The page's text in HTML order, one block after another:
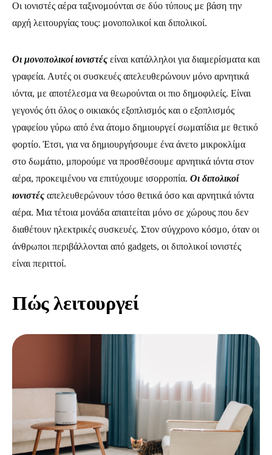
Οι ιονιστές αέρα ταξινομούνται σε δύο τύπους με βάση την
αρχή λειτουργίας τους: μονοπολικοί και διπολικοί.
Οι μονοπολικοί ιονιστές είναι κατάλληλοι για διαμερίσματα και
γραφεία. Αυτές οι συσκευές απελευθερώνουν μόνο αρνητικά
ιόντα, με αποτέλεσμα να θεωρούνται οι πιο δημοφιλείς. Είναι
γεγονός ότι όλος ο οικιακός εξοπλισμός και ο εξοπλισμός
γραφείου γύρω από ένα άτομο δημιουργεί σωματίδια με θετικό
φορτίο. Έτσι, για να δημιουργήσουμε ένα άνετο μικροκλίμα
στο δωμάτιο, μπορούμε να προσθέσουμε αρνητικά ιόντα στον
αέρα, προκειμένου να επιτύχουμε ισορροπία. Οι διπολικοί
ιονιστές απελευθερώνουν τόσο θετικά όσο και αρνητικά ιόντα
αέρα. Μια τέτοια μονάδα απαιτείται μόνο σε χώρους που δεν
διαθέτουν ηλεκτρικές συσκευές. Στον σύγχρονο κόσμο, όταν οι
άνθρωποι περιβάλλονται από gadgets, οι διπολικοί ιονιστές
είναι περιττοί.
Πώς λειτουργεί